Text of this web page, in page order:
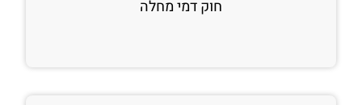
חוק דמי מחלה